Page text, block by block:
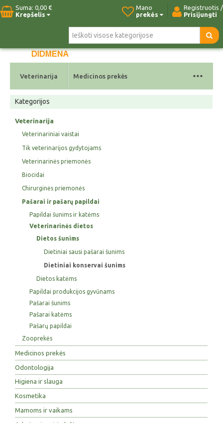
Suma: 0,00 €
Krepšelis
Registruotis /
Prisijungti
Mano
prekės
Pradžia Naujos prekės Kontaktai
Veterinarija Medicinos prekės ...
Kategorijos
Veterinarija
Veterinariniai vaistai
Tik veterinarijos gydytojams
Veterinarinės priemonės
Biocidai
Chirurginės priemonės
Pašarai ir pašarų papildai
Papildai šunims ir katėms
Veterinarinės dietos
Dietos šunims
Dietiniai sausi pašarai šunims
Dietiniai konservai šunims
Dietos katėms
Papildai produkcijos gyvūnams
Pašarai šunims
Pašarai katėms
Pašarų papildai
Zooprekės
Medicinos prekės
Odontologija
Higiena ir slauga
Kosmetika
Mamoms ir vaikams